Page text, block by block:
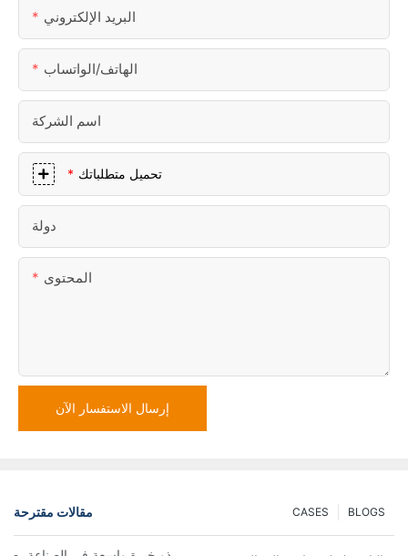
البريد الإلكتروني
الهاتف/الواتساب
اسم الشركة
تحميل متطلباتك
دولة
المحتوى
إرسال الاستفسار الآن
مقالات مقترحة BLOGS
CASES